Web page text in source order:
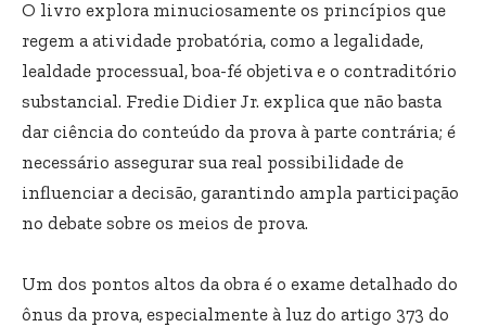
O livro explora minuciosamente os princípios que
regem a atividade probatória, como a legalidade,
lealdade processual, boa-fé objetiva e o contraditório
substancial. Fredie Didier Jr. explica que não basta
dar ciência do conteúdo da prova à parte contrária; é
necessário assegurar sua real possibilidade de
influenciar a decisão, garantindo ampla participação
no debate sobre os meios de prova.
Um dos pontos altos da obra é o exame detalhado do
ônus da prova, especialmente à luz do artigo 373 do